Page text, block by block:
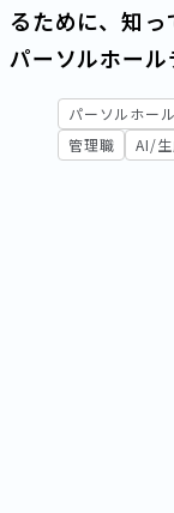
るために、知
パーソルホー
パーソルホー
管理職
AI/生